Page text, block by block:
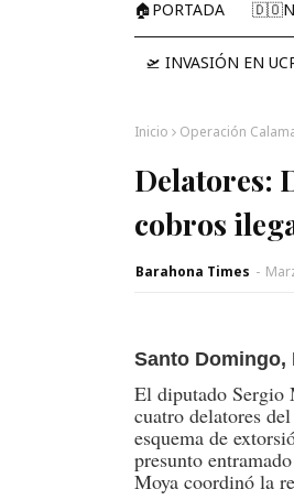
🏠PORTADA
🛫 INVASIÓN EN
Inicio Operación
Delatores:
cobros
Barahona Times -
Santo Domingo,
El diputado Sergio
cuatro delatores
esquema de
presunto
Moya coordinó la